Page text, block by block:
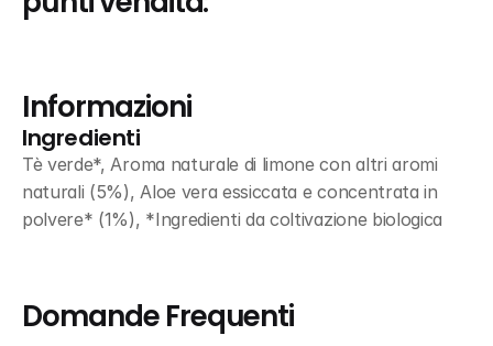
Informazioni
Ingredienti
Tè verde*, Aroma naturale di limone con altri aromi
naturali (5%), Aloe vera essiccata e concentrata in
polvere* (1%), *Ingredienti da coltivazione biologica
Domande Frequenti